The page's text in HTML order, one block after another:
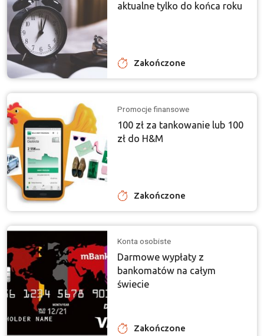
aktualne tylko do końca roku
Zakończone
Promocje finansowe
100 zł za tankowanie lub 100
zł do H&M
Zakończone
Konta osobiste
Darmowe wypłaty z
bankomatów na całym
świecie
Zakończone